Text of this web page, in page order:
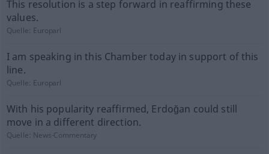
This resolution is a step forward in reaffirming these
values.
Quelle: Europarl
I am speaking in this Chamber today in support of this
line.
Quelle: Europarl
With his popularity reaffirmed, Erdoğan could still
move in a different direction.
Quelle: News-Commentary